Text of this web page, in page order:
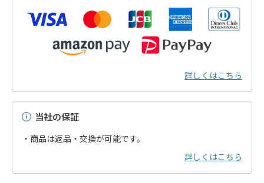
詳しくはこちら
当社の保証
・商品は返品・交換が可能です。
詳しくはこちら